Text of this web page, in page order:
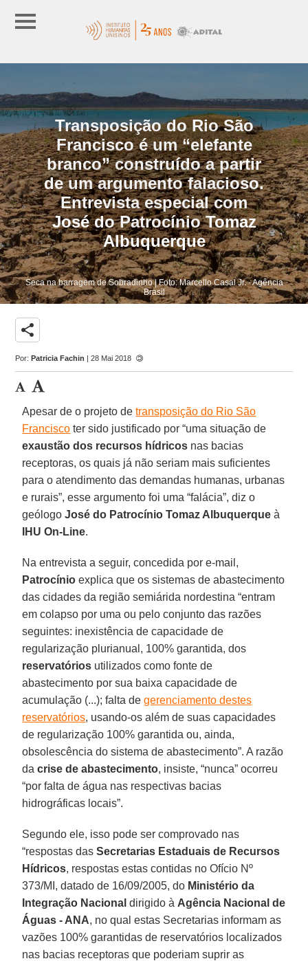
Transposição do Rio São
Francisco é um “elefante
branco” construído a partir
de um argumento falacioso.
Entrevista especial com
José do Patrocínio Tomaz
Albuquerque
Seca na barragem de Sobradinho | Foto: Marcello Casal Jr. - Agência
Brasil
share
Por:Patricia Fachin | 28 Mai 2018
Apesar de o projeto detransposição do Rio São
Francisco ter sido justificado por “uma situação de
exaustão dos recursos hídricos nas bacias
receptoras, os quais já não seriam mais suficientes
para o atendimento das demandas humanas, urbanas
e rurais”, esse argumento foi uma “falácia”, diz o
geólogoJosé do Patrocínio Tomaz Albuquerque à
IHU On-Line.
Na entrevista a seguir, concedida por e-mail,
Patrocínio explica que os sistemas de abastecimento
das cidades da região semiárida nordestina “entram
em colapso por uma ou pelo conjunto das razões
seguintes: inexistência de capacidade de
regularização plurianual, 100% garantida, dos
reservatórios utilizados como fonte de
abastecimento por sua baixa capacidade de
acumulação (...); falta degerenciamento destes
reservatórios, usando-os além de suas capacidades
de regularização 100% garantida ou, ainda,
obsolescência do sistema de abastecimento”. A razão
dacrise de abastecimento, insiste, “nunca” ocorreu
“por falta de água nas respectivas bacias
hidrográficas locais”.
Segundo ele, isso pode ser comprovado nas
“respostas dasSecretarias Estaduais de Recursos
Hídricos, respostas estas contidas no Ofício Nº
373/MI, datado de 16/09/2005, do Ministério da
Integração Nacional dirigido à Agência Nacional de
Águas - ANA, no qual estas Secretarias informam as
vazões 100% garantidas de reservatórios localizados
nas bacias receptoras que poderiam suprir as